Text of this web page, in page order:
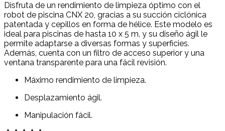
Disfruta de un rendimiento de limpieza óptimo con el
robot de piscina CNX 20, gracias a su succión ciclónica
patentada y cepillos en forma de hélice. Este modelo es
ideal para piscinas de hasta 10 x 5 m, y su diseño ágil le
permite adaptarse a diversas formas y superficies.
Además, cuenta con un filtro de acceso superior y una
ventana transparente para una fácil revisión.
Máximo rendimiento de limpieza.
Desplazamiento ágil.
Manipulación fácil.